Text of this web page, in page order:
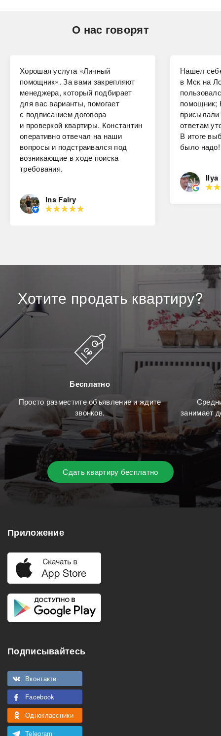
О нас говорят
Хорошая услуга «Личный
помощник». За вами закрепляют
менеджера, который подбирает
для вас варианты, помогает
с подписанием договора
и проверкой квартиры. Константин
оперативно отвечал на наши
вопросы и подстраивался под
возникающие в ходе поиска
требования.
Ins Fairy
Нашел
в Мск на
помощник;
ответам
В итоге
было надо!
Ilya
Хотите продать квартиру?
Бесплатно
Просто разместите объявление и ждите
звонков.
занимает
Сдать квартиру бесплатно
Приложение
Подписывайтесь
Вконтакте
Facebook
Одноклассники
Telegram